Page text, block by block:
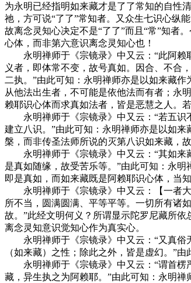
为永明已经指明如来藏才是了了常知的自性
祂，方可说“了了”常知者。又众生七识心纵
故离念灵知心决定不是“了了”而且“常”知者
心体，而非第六意识离念灵知心也！
永明禅师于《宗镜录》中又云：“此阿赖
义者，即体常不变，故号真如。因合、不合
二执。”由此可知：永明禅师亦是以如来藏
从他法出生者，不可能是依他法而有者；永
赖耶识心体而求真如法者，皆是恶慧之人。
永明禅师于《宗镜录》中又云：“若五识不
建立八识。”由此可知：永明禅师亦是以如
槃，而非传圣法师所说的灭第八识如来藏，
永明禅师于《宗镜录》中又云：“其如来
是真如随缘，故受苦乐等。”由此可知：永
即是真如，而如来藏既是阿赖耶识心体，当
永明禅师于《宗镜录》中又云：【一者大
所不当，圆满圆满、平等平等。一切所有诸
故。”此经文明何义？所谓显示陀罗尼藏所
离念灵知意识觉知心作为真实心。
永明禅师于《宗镜录》中又云：“又真俗
（如来藏）之性；除此之外，皆是虚幻。”
永明禅师于《宗镜录》中又云：“谓首楞严
藏，异生执之为阿赖耶。”由此可知：永明